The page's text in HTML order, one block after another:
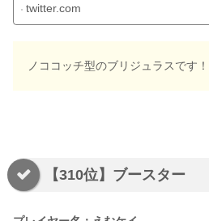
twitter.com
ノココッチ型のブリジュラスです
【310位】ブースター